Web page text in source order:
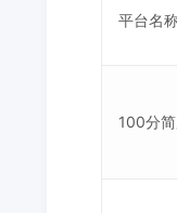
平台名
100分